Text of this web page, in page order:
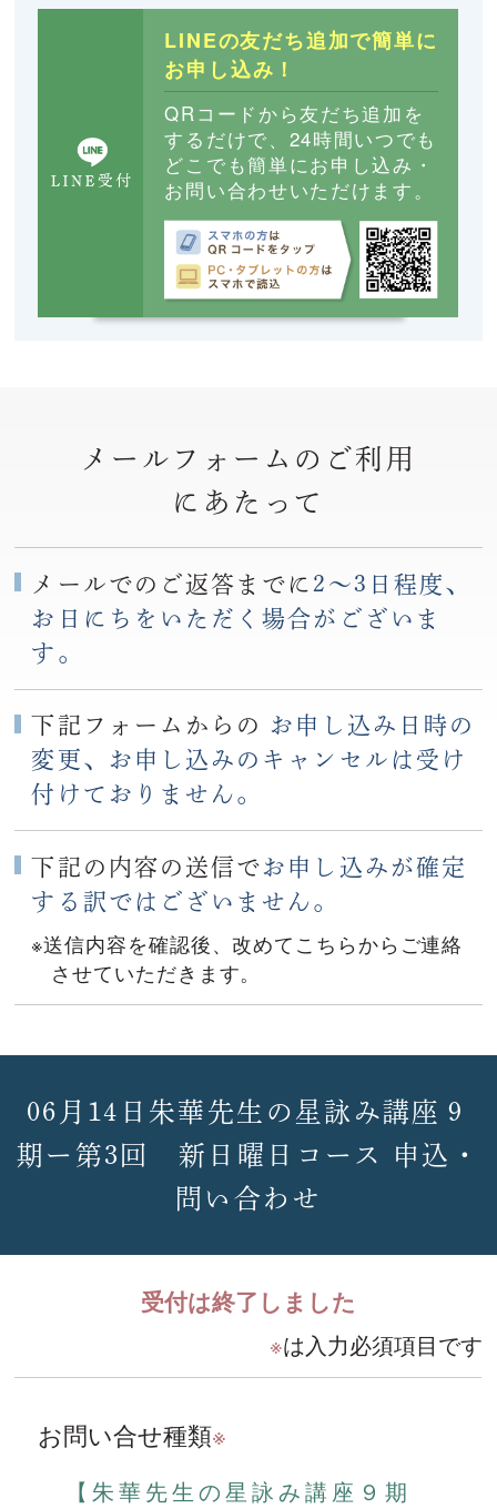
LINEの友だち追加で簡単に
お申し込み！
QRコードから友だち追加を
するだけで、24時間いつでも
どこでも簡単にお申し込み・
お問い合わせいただけます。
メールフォームのご利用
にあたって
メールでのご返答までに 2〜3日程度、
お日にちをいただく場合がございま
す。
下記フォームからの お申し込み日時の
変更、お申し込みのキャンセルは受け
付けておりません。
下記の内容の送信でお申し込みが確定
する訳ではございません。
※送信内容を確認後、改めてこちらからご連絡
させていただきます。
06月14日朱華先生の星詠み講座９
期ー第3回 新日曜日コース 申込・
問い合わせ
受付は終了しました
※は入力必須項目です
お問い合せ種類※
【朱華先生の星詠み講座９期